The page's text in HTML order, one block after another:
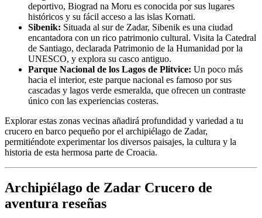
deportivo, Biograd na Moru es conocida por sus lugares
históricos y su fácil acceso a las islas Kornati.
Sibenik: Situada al sur de Zadar, Sibenik es una ciudad
encantadora con un rico patrimonio cultural. Visita la Catedral
de Santiago, declarada Patrimonio de la Humanidad por la
UNESCO, y explora su casco antiguo.
Parque Nacional de los Lagos de Plitvice: Un poco más
hacia el interior, este parque nacional es famoso por sus
cascadas y lagos verde esmeralda, que ofrecen un contraste
único con las experiencias costeras.
Explorar estas zonas vecinas añadirá profundidad y variedad a tu
crucero en barco pequeño por el archipiélago de Zadar,
permitiéndote experimentar los diversos paisajes, la cultura y la
historia de esta hermosa parte de Croacia.
Archipiélago de Zadar Crucero de
aventura reseñas